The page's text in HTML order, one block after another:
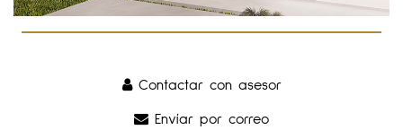
Contactar con asesor
Envíar por correo